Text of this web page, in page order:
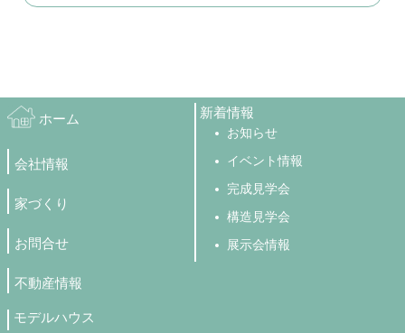
ホーム
会社情報
家づくり
お問合せ
不動産情報
新着情報
お知らせ
イベント情報
完成見学会
構造見学会
展示会情報
モデルハウス